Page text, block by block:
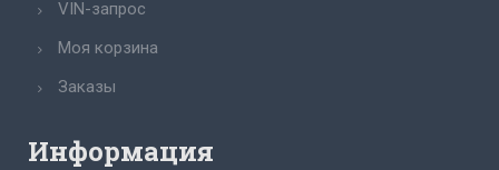
VIN-запрос
Моя корзина
Заказы
Информация